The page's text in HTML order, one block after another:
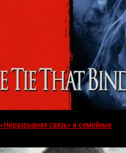
связь» и семейные